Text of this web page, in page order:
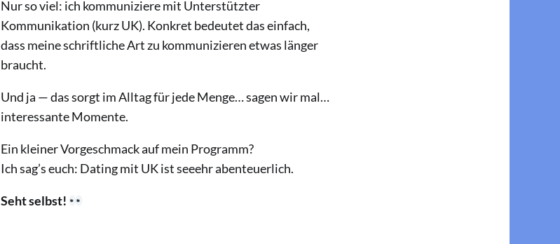
Nur so viel: ich kommuniziere mit Unterstützter
Kommunikation (kurz UK). Konkret bedeutet das einfach,
dass meine schriftliche Art zu kommunizieren etwas länger
braucht.
Und ja — das sorgt im Alltag für jede Menge… sagen wir mal…
interessante Momente.
Ein kleiner Vorgeschmack auf mein Programm?
Ich sag’s euch: Dating mit UK ist seeehr abenteuerlich.
Seht selbst!